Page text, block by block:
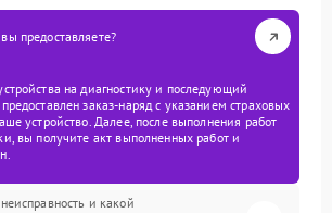
предоставляете?
на диагностику и последующий
заказ-наряд с указанием страховых
устройство. Далее, после выполнения работ
вы получите акт выполненных работ и
и какой